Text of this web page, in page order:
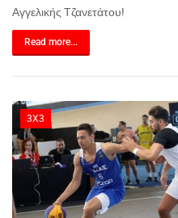
Αγγελικής Τζανετάτου!
Read more...
3X3